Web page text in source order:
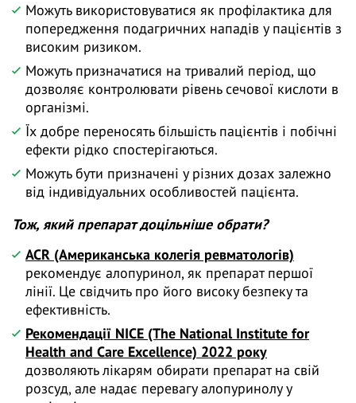
Можуть використовуватися як профілактика для
попередження подагричних нападів у пацієнтів з
високим ризиком.
Можуть призначатися на тривалий період, що
дозволяє контролювати рівень сечової кислоти в
організмі.
Їх добре переносять більшість пацієнтів і побічні
ефекти рідко спостерігаються.
Можуть бути призначені у різних дозах залежно
від індивідуальних особливостей пацієнта.
Тож, який препарат доцільніше обрати?
ACR (Американська колегія ревматологів)
рекомендує алопуринол, як препарат першої
лінії. Це свідчить про його високу безпеку та
ефективність.
Рекомендації NICE (The National Institute for
Health and Care Excellence) 2022 року
дозволяють лікарям обирати препарат на свій
розсуд, але надає перевагу алопуринолу у